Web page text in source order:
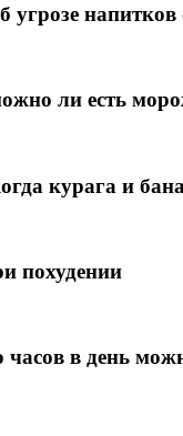
угрозе
ли есть
курага и
похудении
часов в день